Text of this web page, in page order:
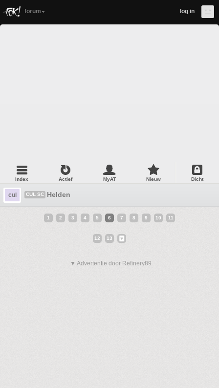
forum log in
Index Actief MyAT Nieuw Dicht
cul CUL SC Helden
1 2 3 4 5 6 7 8 9 10 11
12 13
▼ Advertentie door Refinery89